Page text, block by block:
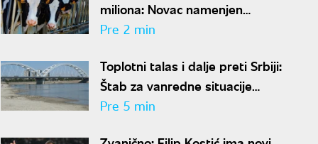
miliona: Novac namenjen
stočarima u Vojvodini
Pre 2 min
Toplotni talas i dalje preti Srbiji:
Štab za vanredne situacije
zabranio nepotrebnu potrošnju
Pre 5 min